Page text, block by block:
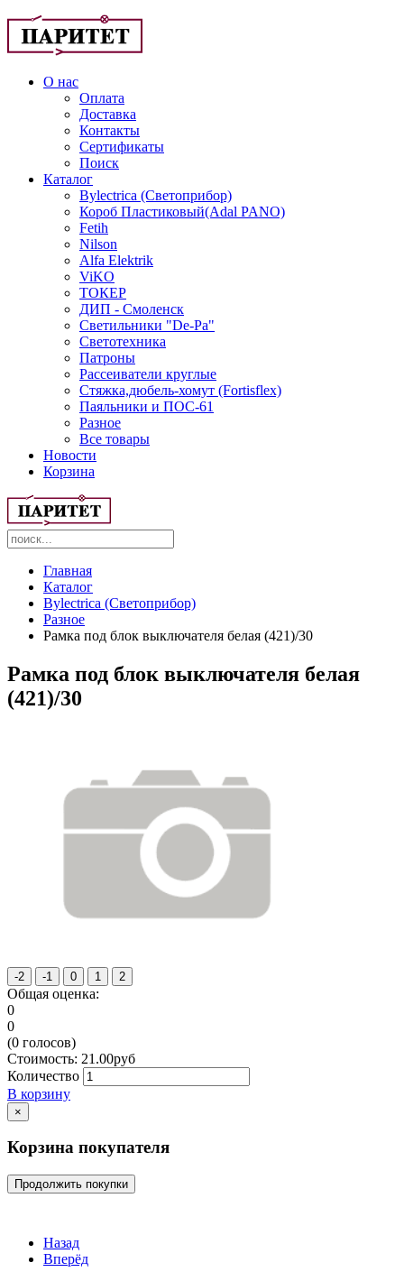
О нас
Оплата
Доставка
Контакты
Сертификаты
Поиск
Каталог
Bylectrica (Светоприбор)
Короб Пластиковый(Adal PANO)
Fetih
Nilson
Alfa Elektrik
ViKO
ТОКЕР
ДИП - Смоленск
Светильники "De-Pa"
Светотехника
Патроны
Рассеиватели круглые
Стяжка,дюбель-хомут (Fortisflex)
Паяльники и ПОС-61
Разное
Все товары
Новости
Корзина
Главная
Каталог
Bylectrica (Светоприбор)
Разное
Рамка под блок выключателя белая (421)/30
Рамка под блок выключателя белая
(421)/30
Общая оценка:
0
0
(0 голосов)
Стоимость: 21.00руб
Количество
В корзину
×
Корзина покупателя
Продолжить покупки
Назад
Вперёд